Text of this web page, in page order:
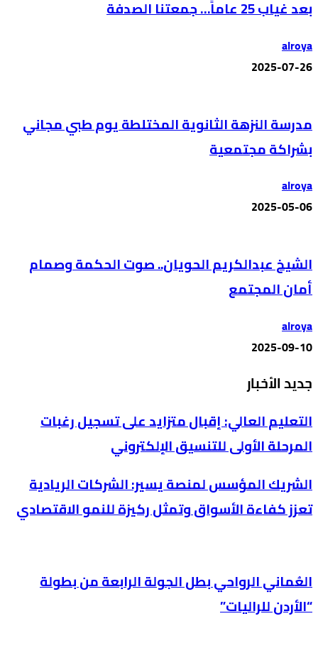
بعد غياب 25 عاماً… جمعتنا الصدفة
alroya
2025-07-26
مدرسة النزهة الثانوية المختلطة يوم طبي مجاني
بشراكة مجتمعية
alroya
2025-05-06
الشيخ عبدالكريم الحويان.. صوت الحكمة وصمام
أمان المجتمع
alroya
2025-09-10
جديد الأخبار
التعليم العالي: إقبال متزايد على تسجيل رغبات
المرحلة الأولى للتنسيق الإلكتروني
الشريك المؤسس لمنصة يسير: الشركات الريادية
تعزز كفاءة الأسواق وتمثل ركيزة للنمو الاقتصادي
العُماني الرواحي بطل الجولة الرابعة من بطولة
“الأردن للراليات”